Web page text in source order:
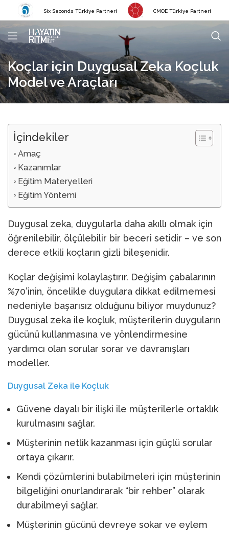
Six Seconds Türkiye Partneri CMOE Türkiye Partneri
Koçlar için Duygusal Zeka Koçluk
Model ve Araçları
İçindekiler
Amaç
Kazanımlar
Eğitim Materyelleri
Eğitim Yöntemi
Duygusal zeka, duygularla daha akıllı olmak için
öğrenilebilir, ölçülebilir bir beceri setidir – ve son
derece etkili koçların gizli bileşenidir.
Koçlar değişimi kolaylaştırır. Değişim çabalarının
%70’inin, öncelikle duygulara dikkat edilmemesi
nedeniyle başarısız olduğunu biliyor muydunuz?
Duygusal zeka ile koçluk, müşterilerin duyguların
gücünü kullanmasına ve yönlendirmesine
yardımcı olan sorular sorar ve davranışları
modeller.
Duygusal Zeka ile Koçluk
Güvene dayalı bir ilişki ile müşterilerle ortaklık
kurulmasını sağlar.
Müşterinin netlik kazanması için güçlü sorular
ortaya çıkarır.
Kendi çözümlerini bulabilmeleri için müşterinin
bilgeliğini onurlandırarak “bir rehber” olarak
durabilmeyi sağlar.
Müşterinin gücünü devreye sokar ve eylem